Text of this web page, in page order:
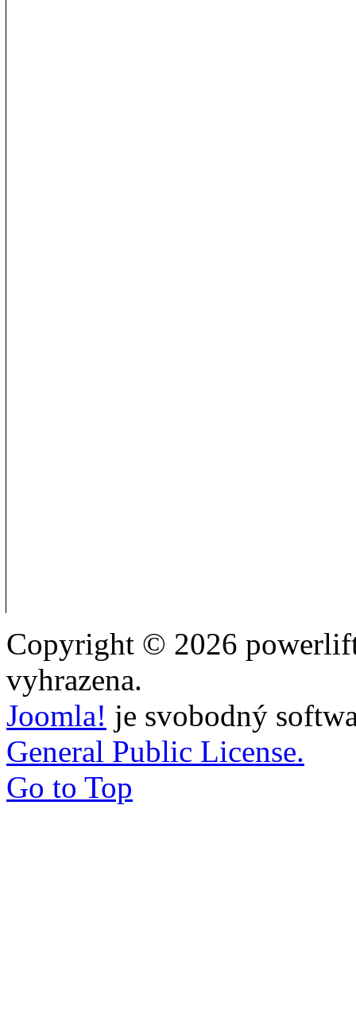
Copyright © 2026
vyhrazena.
Joomla! je svobodný
General Public License.
Go to Top